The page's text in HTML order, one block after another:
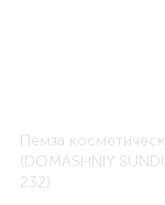
Пемза
(DOMASHNIY
232)